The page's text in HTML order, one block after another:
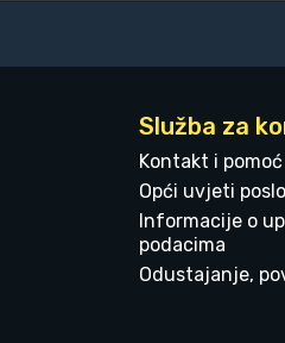
Služba za
Kontakt i pomoć
Opći uvjeti
Informacije o
podacima
Odustajanje,